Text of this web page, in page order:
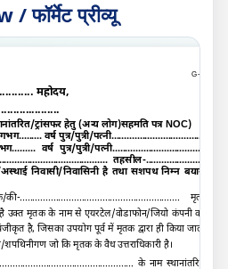
प्रीव्यू
G-
महोदय,
ट्रांसफर हेतु (अन्य लोग)सहमति पत्र NOC)
वर्ष पुत्र/पुत्री/पत्नी....................................
वर्ष पुत्र/पुत्री/पत्नी....................................
तहसील-.......................
निवासी/निवासिनी है तथा सशपथ निम्न बयान
की-.............................................................. मृत्यु
उक्त मृतक के नाम से एयरटेल/वोडाफोन/जियो कंपनी का
है,जिसका उपयोग पूर्व में मृतक द्वारा ही किया जाता
शपथिनीगण जो कि मृतक के वैध उत्तराधिकारी है।
के नाम स्थानांतरित